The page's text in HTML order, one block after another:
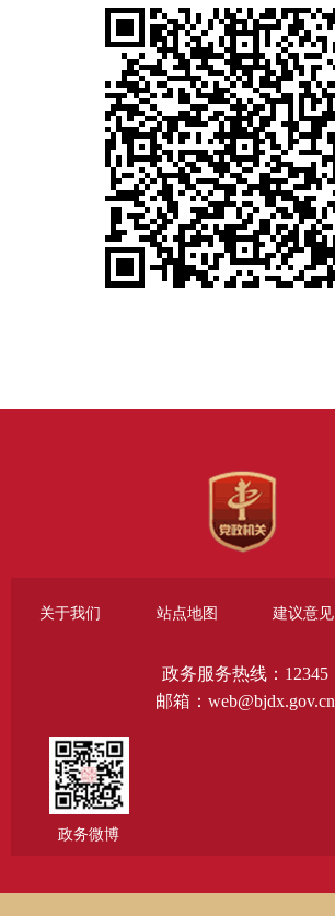
关于我们 站点地图 建议意见
政务服务热线：12345
邮箱：web@bjdx.gov.cn
政务微博